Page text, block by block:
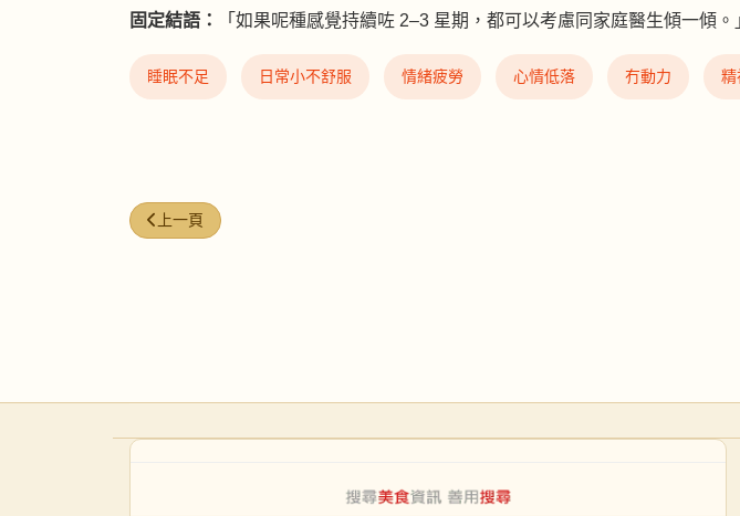
固定結語： 「如果呢種感覺持續咗 2–3 星期，都可以考慮同家庭醫生傾一傾。
睡眠不足 日常小不舒服 情緒疲勞 心情低落 冇動力 精
上一篇文章: NFW-06 | 成日水腫腫｜鞋襪勒痕好明顯
上一頁